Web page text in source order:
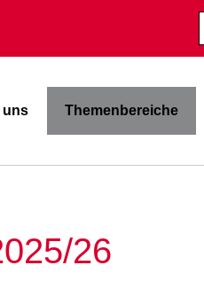
uns Themenbereiche
26